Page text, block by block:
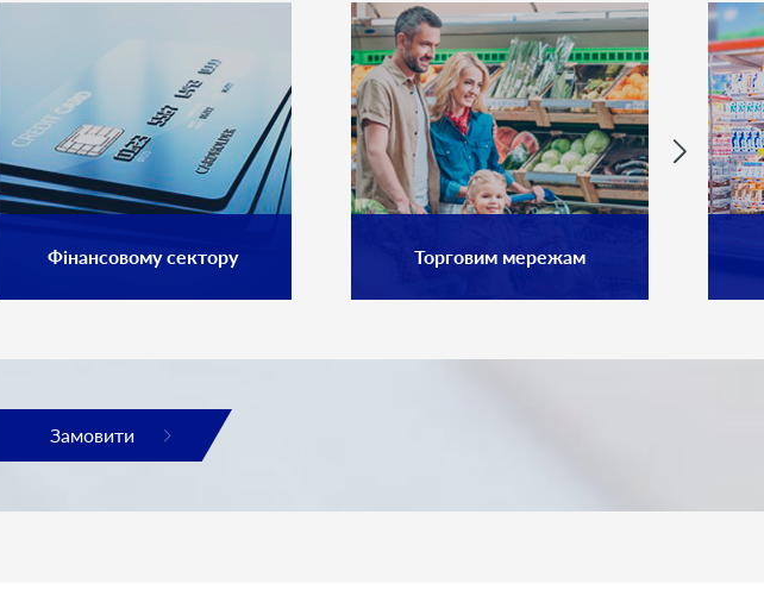
Фінансовому сектору Торговим мережам
Замовити